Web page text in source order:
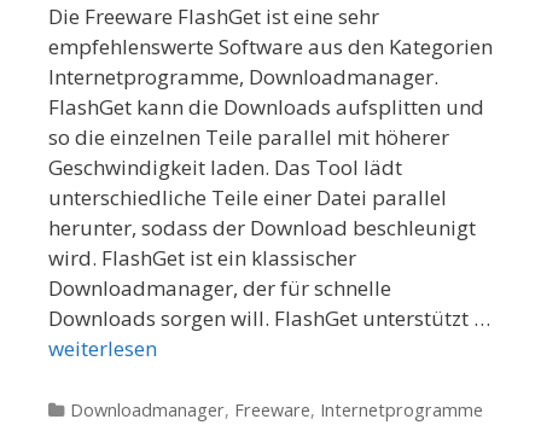
Die Freeware FlashGet ist eine sehr
empfehlenswerte Software aus den Kategorien
Internetprogramme, Downloadmanager.
FlashGet kann die Downloads aufsplitten und
so die einzelnen Teile parallel mit höherer
Geschwindigkeit laden. Das Tool lädt
unterschiedliche Teile einer Datei parallel
herunter, sodass der Download beschleunigt
wird. FlashGet ist ein klassischer
Downloadmanager, der für schnelle
Downloads sorgen will. FlashGet unterstützt …
weiterlesen
Kategorien
Downloadmanager, Freeware, Internetprogramme